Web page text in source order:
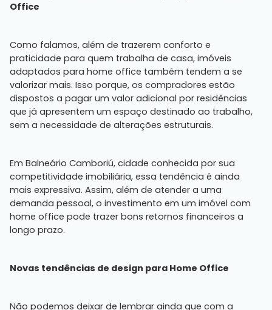
Office
Como falamos, além de trazerem conforto e
praticidade para quem trabalha de casa, imóveis
adaptados para home office também tendem a se
valorizar mais. Isso porque, os compradores estão
dispostos a pagar um valor adicional por residências
que já apresentem um espaço destinado ao trabalho,
sem a necessidade de alterações estruturais.
Em Balneário Camboriú, cidade conhecida por sua
competitividade imobiliária, essa tendência é ainda
mais expressiva. Assim, além de atender a uma
demanda pessoal, o investimento em um imóvel com
home office pode trazer bons retornos financeiros a
longo prazo.
Novas tendências de design para Home Office
Não podemos deixar de lembrar ainda que com a